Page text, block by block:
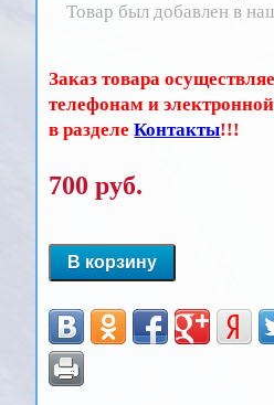
Товар был добавлен в
Заказ товара
телефонам и
в разделеКонтакты!!!
700 руб.